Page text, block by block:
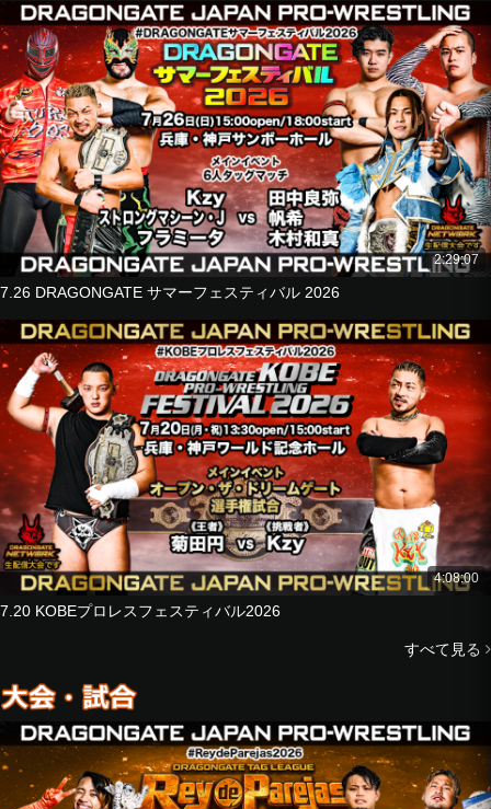
Kzy
vs
El Cielo
2:29:07
7.26 DRAGONGATE サマーフェスティバル 2026
4:08:00
7.20 KOBEプロレスフェスティバル2026
すべて見る